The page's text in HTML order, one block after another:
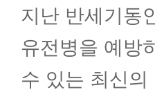
지난 반세기동
유전병을 예방
수 있는 최신